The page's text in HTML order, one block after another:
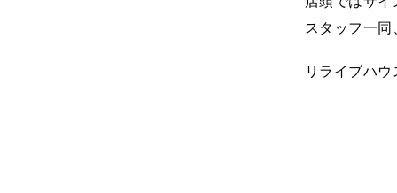
スタッフ一同
リライブハウ